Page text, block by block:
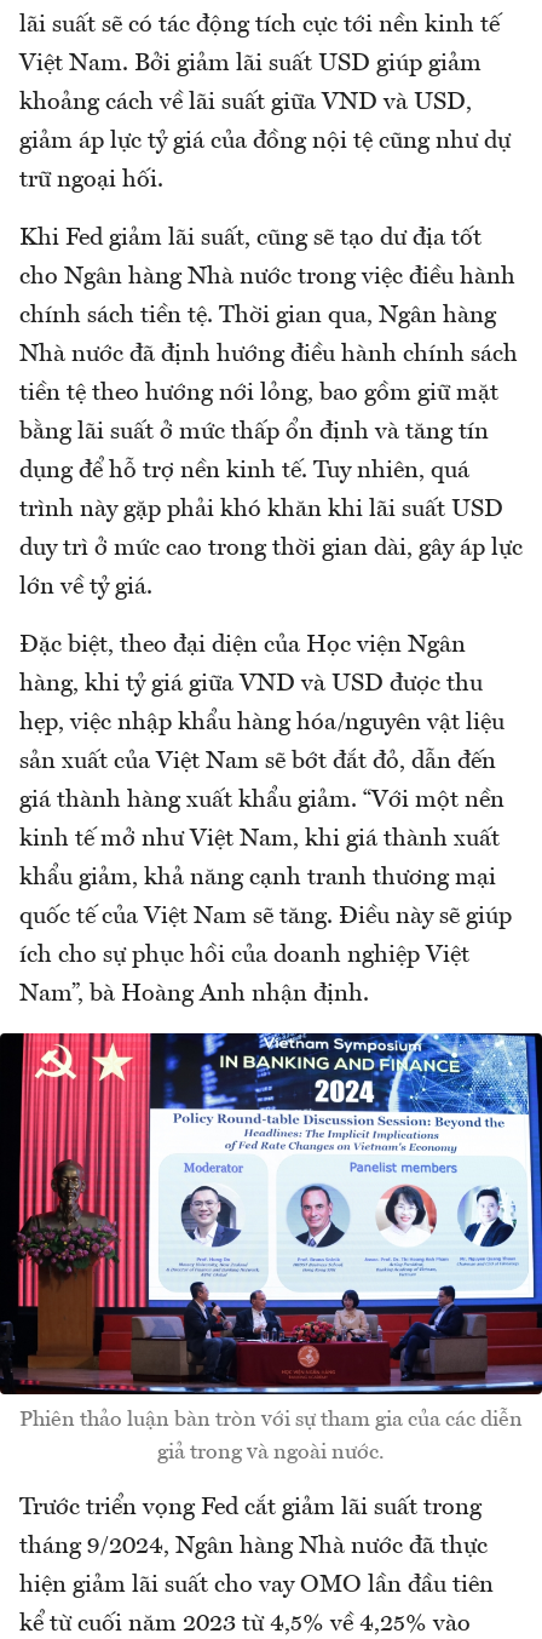
lãi suất sẽ có tác động tích cực tới nền kinh tế
Việt Nam. Bởi giảm lãi suất USD giúp giảm
khoảng cách về lãi suất giữa VND và USD,
giảm áp lực tỷ giá của đồng nội tệ cũng như dự
trữ ngoại hối.
Khi Fed giảm lãi suất, cũng sẽ tạo dư địa tốt
cho Ngân hàng Nhà nước trong việc điều hành
chính sách tiền tệ. Thời gian qua, Ngân hàng
Nhà nước đã định hướng điều hành chính sách
tiền tệ theo hướng nới lỏng, bao gồm giữ mặt
bằng lãi suất ở mức thấp ổn định và tăng tín
dụng để hỗ trợ nền kinh tế. Tuy nhiên, quá
trình này gặp phải khó khăn khi lãi suất USD
duy trì ở mức cao trong thời gian dài, gây áp lực
lớn về tỷ giá.
Đặc biệt, theo đại diện của Học viện Ngân
hàng, khi tỷ giá giữa VND và USD được thu
hẹp, việc nhập khẩu hàng hóa/nguyên vật liệu
sản xuất của Việt Nam sẽ bớt đắt đỏ, dẫn đến
giá thành hàng xuất khẩu giảm. “Với một nền
kinh tế mở như Việt Nam, khi giá thành xuất
khẩu giảm, khả năng cạnh tranh thương mại
quốc tế của Việt Nam sẽ tăng. Điều này sẽ giúp
ích cho sự phục hồi của doanh nghiệp Việt
Nam”, bà Hoàng Anh nhận định.
Phiên thảo luận bàn tròn với sự tham gia của các diễn
giả trong và ngoài nước.
Trước triển vọng Fed cắt giảm lãi suất trong
tháng 9/2024, Ngân hàng Nhà nước đã thực
hiện giảm lãi suất cho vay OMO lần đầu tiên
kể từ cuối năm 2023 từ 4,5% về 4,25% vào